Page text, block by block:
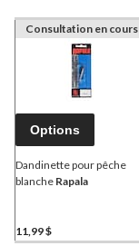
Consultation en cours
Options
Dandinette pour pêche
blanche Rapala
11,99 $